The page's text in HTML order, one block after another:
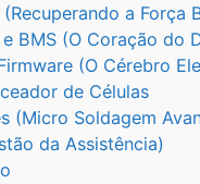
a Força
BMS (O Coração do
(O Cérebro
de Células
(Micro Soldagem
da Assistência)